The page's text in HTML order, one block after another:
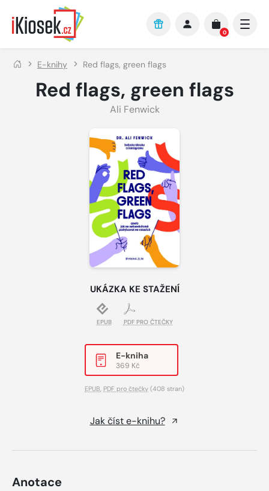
Přejít na hlavní obsah
0
E-knihy Red flags, green flags
Red flags, green flags
Ali Fenwick
UKÁZKA KE STAŽENÍ
EPUB PDF PRO ČTEČKY
E-kniha
369 Kč
EPUB, PDF pro čtečky (408 stran)
Jak číst e-knihu?
Anotace